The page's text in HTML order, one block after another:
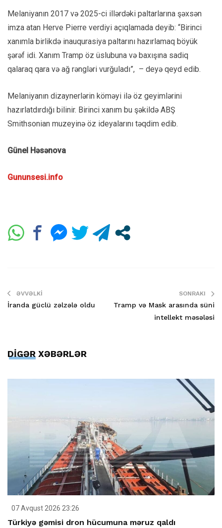
Melaniyanın 2017 və 2025-ci illərdəki paltarlarına şəxsən
imza atan Herve Pierre verdiyi açıqlamada deyib: “Birinci
xanımla birlikdə inauqurasiya paltarını hazırlamaq böyük
şərəf idi. Xanım Tramp öz üslubuna və baxışına sadiq
qalaraq qara və ağ rəngləri vurğuladı”, – deyə qeyd edib.
Melaniyanın dizaynerlərin köməyi ilə öz geyimlərini
hazırlatdırdığı bilinir. Birinci xanım bu şəkildə ABŞ
Smithsonian muzeyinə öz ideyalarını təqdim edib.
Günel Həsənova
Gununsesi.info
ƏVVƏLKI
İranda güclü zəlzələ oldu
SONRAKI
Tramp və Mask arasında süni
intellekt məsələsi
DİGƏR XƏBƏRLƏR
07 Avqust 2026 23:26
Türkiyə gəmisi dron hücumuna məruz qaldı